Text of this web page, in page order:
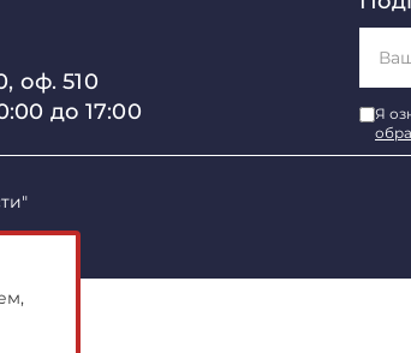
оф. 510
до 17:00 Я